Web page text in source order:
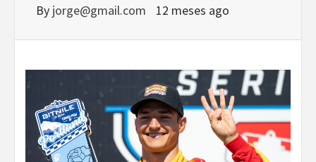
By jorge@gmail.com 12 meses ago